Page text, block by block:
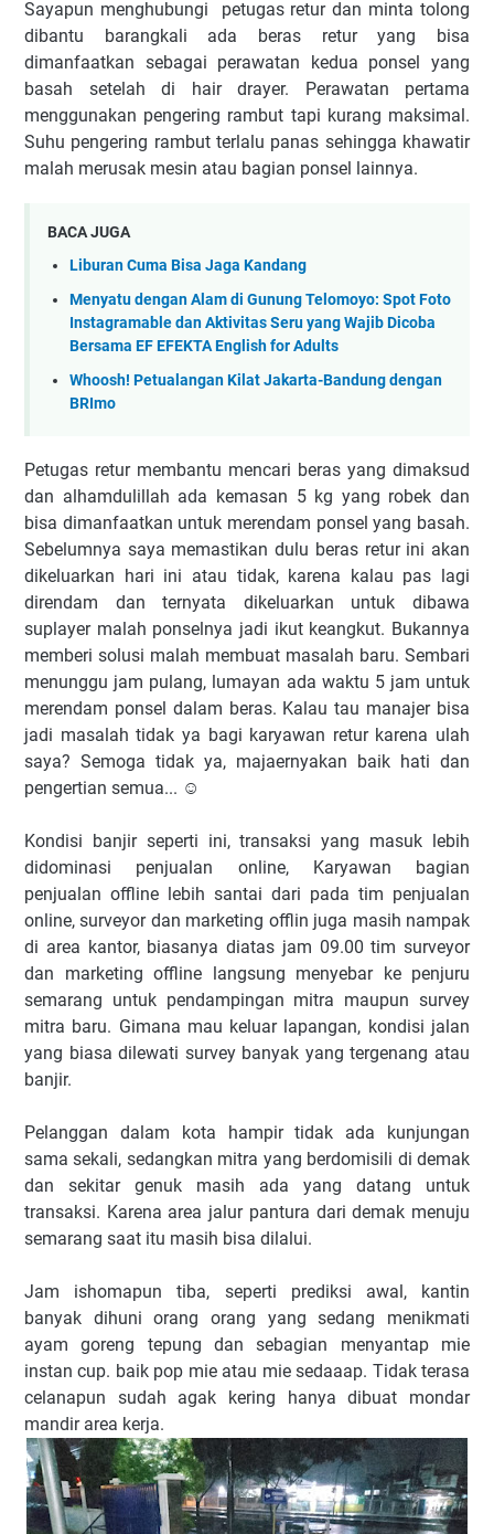
Sayapun menghubungi petugas retur dan minta tolong
dibantu barangkali ada beras retur yang bisa
dimanfaatkan sebagai perawatan kedua ponsel yang
basah setelah di hair drayer. Perawatan pertama
menggunakan pengering rambut tapi kurang maksimal.
Suhu pengering rambut terlalu panas sehingga khawatir
malah merusak mesin atau bagian ponsel lainnya.
BACA JUGA
Liburan Cuma Bisa Jaga Kandang
Menyatu dengan Alam di Gunung Telomoyo: Spot Foto
Instagramable dan Aktivitas Seru yang Wajib Dicoba
Bersama EF EFEKTA English for Adults
Whoosh! Petualangan Kilat Jakarta-Bandung dengan
BRImo
Petugas retur membantu mencari beras yang dimaksud
dan alhamdulillah ada kemasan 5 kg yang robek dan
bisa dimanfaatkan untuk merendam ponsel yang basah.
Sebelumnya saya memastikan dulu beras retur ini akan
dikeluarkan hari ini atau tidak, karena kalau pas lagi
direndam dan ternyata dikeluarkan untuk dibawa
suplayer malah ponselnya jadi ikut keangkut. Bukannya
memberi solusi malah membuat masalah baru. Sembari
menunggu jam pulang, lumayan ada waktu 5 jam untuk
merendam ponsel dalam beras. Kalau tau manajer bisa
jadi masalah tidak ya bagi karyawan retur karena ulah
saya? Semoga tidak ya, majaernyakan baik hati dan
pengertian semua... ☺
Kondisi banjir seperti ini, transaksi yang masuk lebih
didominasi penjualan online, Karyawan bagian
penjualan offline lebih santai dari pada tim penjualan
online, surveyor dan marketing offlin juga masih nampak
di area kantor, biasanya diatas jam 09.00 tim surveyor
dan marketing offline langsung menyebar ke penjuru
semarang untuk pendampingan mitra maupun survey
mitra baru. Gimana mau keluar lapangan, kondisi jalan
yang biasa dilewati survey banyak yang tergenang atau
banjir.
Pelanggan dalam kota hampir tidak ada kunjungan
sama sekali, sedangkan mitra yang berdomisili di demak
dan sekitar genuk masih ada yang datang untuk
transaksi. Karena area jalur pantura dari demak menuju
semarang saat itu masih bisa dilalui.
Jam ishomapun tiba, seperti prediksi awal, kantin
banyak dihuni orang orang yang sedang menikmati
ayam goreng tepung dan sebagian menyantap mie
instan cup. baik pop mie atau mie sedaaap. Tidak terasa
celanapun sudah agak kering hanya dibuat mondar
mandir area kerja.